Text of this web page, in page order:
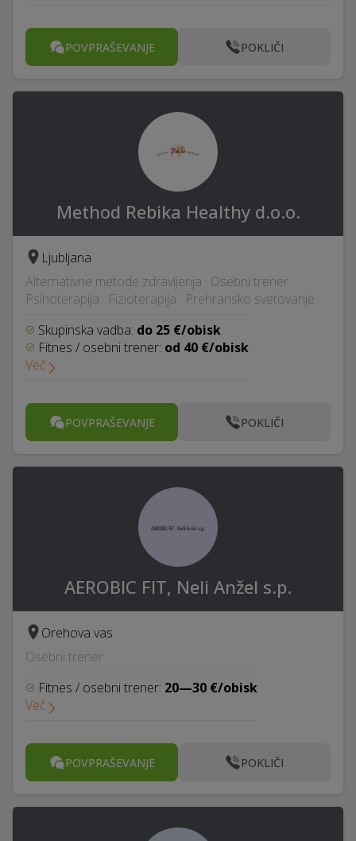
POVPRAŠEVANJE POKLIČI
Method Rebika Healthy d.o.o.
Ljubljana
Alternativne metode zdravljenja · Osebni trener ·
Psihoterapija · Fizioterapija · Prehransko svetovanje
Skupinska vadba: do 25 €/obisk
Fitnes / osebni trener: od 40 €/obisk
Več
POVPRAŠEVANJE POKLIČI
AEROBIC FIT, Neli Anžel s.p.
Orehova vas
Osebni trener
Fitnes / osebni trener: 20—30 €/obisk
Več
POVPRAŠEVANJE POKLIČI